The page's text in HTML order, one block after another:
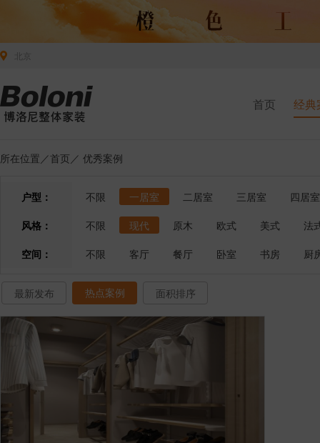
首页 经典
所在位置／首页 ／ 优秀案例
户型： 不限 一居室 二居室 三居室
四居室
风格：
不限 现代 原木 欧式 美式
法
空间：
不限 客厅 餐厅 卧室 书房 厨
最新发布 热点案例 面积排序